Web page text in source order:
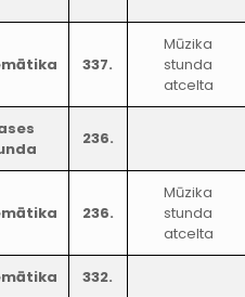
337.
Mūzika
stunda
atcelta
236.
236.
Mūzika
stunda
atcelta
332.